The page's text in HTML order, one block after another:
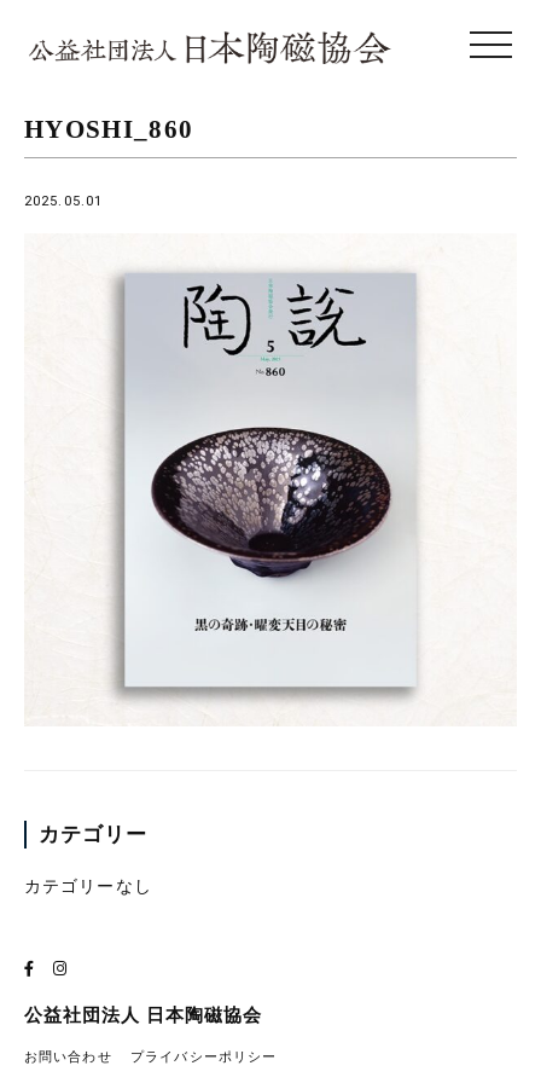
toggle
HYOSHI_860
2025.05.01
カテゴリー
カテゴリーなし
公益社団法人 日本陶磁協会
お問い合わせ プライバシーポリシー